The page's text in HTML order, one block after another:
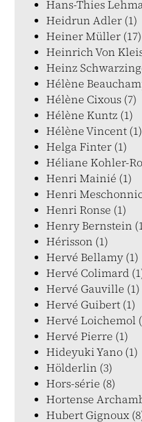
Hans-Thies
Heidrun Adler (1)
Heiner Müller (17)
Heinrich Von
Heinz
Hélène
Hélène Cixous (7)
Hélène Kuntz (1)
Hélène Vincent (1)
Helga Finter (1)
Héliane Kohler-
Henri Mainié (1)
Henri
Henri Ronse (1)
Henry Bernstein
Hérisson (1)
Hervé Bellamy (1)
Hervé Colimard
Hervé Gauville (1)
Hervé Guibert (1)
Hervé Loichemol
Hervé Pierre (1)
Hideyuki Yano (1)
Hölderlin (3)
Hors-série (8)
Hortense
Hubert Gignoux